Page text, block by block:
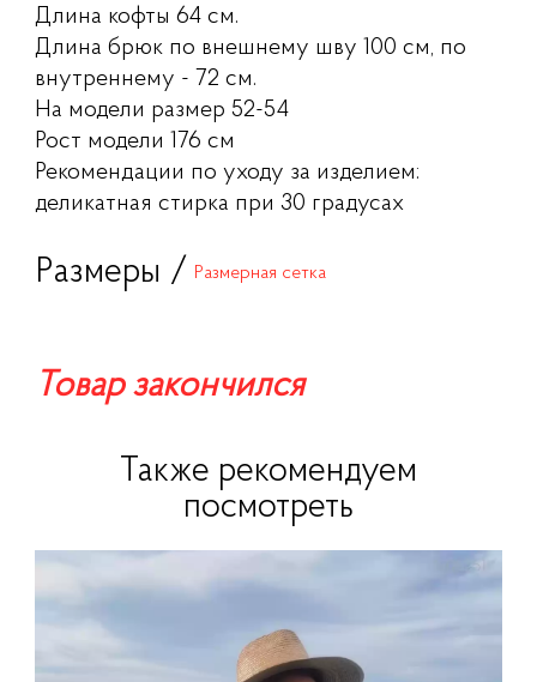
Длина кофты 64 см.
Длина брюк по внешнему шву 100 см, по
внутреннему - 72 см.
На модели размер 52-54
Рост модели 176 см
Рекомендации по уходу за изделием:
деликатная стирка при 30 градусах
Размеры / Размерная сетка
Товар закончился
Также рекомендуем
посмотреть